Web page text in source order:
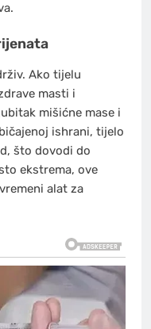
Ako tijelu
masti i
mišićne mase i
ishrani, tijelo
što dovodi do
ekstrema, ove
alat za